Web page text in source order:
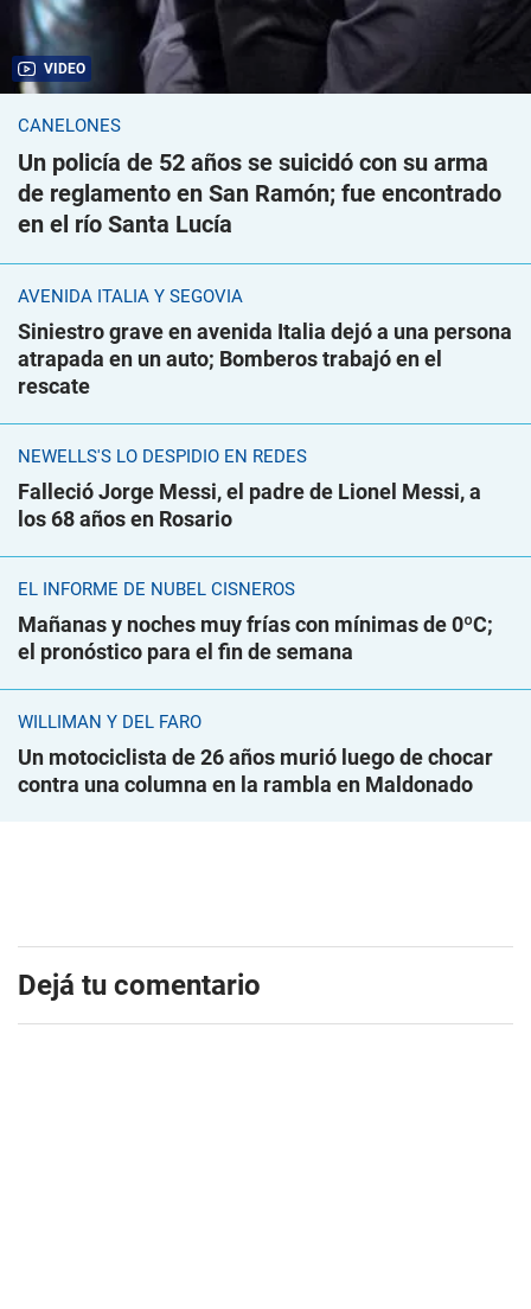
VIDEO
CANELONES
Un policía de 52 años se suicidó con su arma
de reglamento en San Ramón; fue encontrado
en el río Santa Lucía
AVENIDA ITALIA Y SEGOVIA
Siniestro grave en avenida Italia dejó a una persona
atrapada en un auto; Bomberos trabajó en el
rescate
NEWELLS'S LO DESPIDIÓ EN REDES
Falleció Jorge Messi, el padre de Lionel Messi, a
los 68 años en Rosario
EL INFORME DE NUBEL CISNEROS
Mañanas y noches muy frías con mínimas de 0ºC;
el pronóstico para el fin de semana
WILLIMAN Y DEL FARO
Un motociclista de 26 años murió luego de chocar
contra una columna en la rambla en Maldonado
Dejá tu comentario